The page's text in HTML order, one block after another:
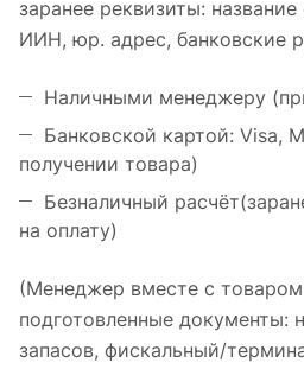
заранее реквизиты:
ИИН, юр. адрес, банковские
Наличными менеджеру
Банковской картой: Visa,
получении товара)
Безналичный
на оплату)
(Менеджер вместе с товаром
подготовленные документы:
запасов, фискальный/